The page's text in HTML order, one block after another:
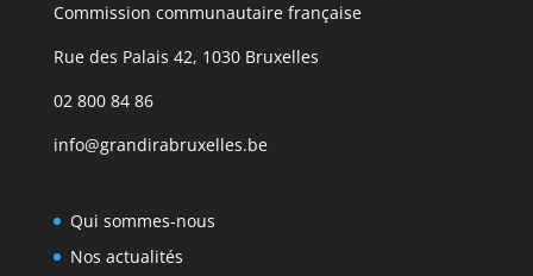
Commission communautaire française
Rue des Palais 42, 1030 Bruxelles
02 800 84 86
info@grandirabruxelles.be
Qui sommes-nous
Nos actualités